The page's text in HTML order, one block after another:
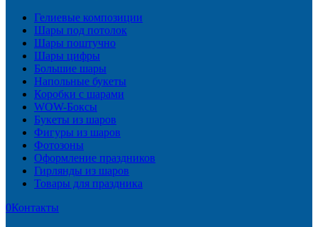
Гелиевые композиции
Шары под потолок
Шары поштучно
Шары цифры
Большие шары
Напольные букеты
Коробки с шарами
WOW-Боксы
Букеты из шаров
Фигуры из шаров
Фотозоны
Оформление праздников
Гирлянды из шаров
Товары для праздника
0Контакты